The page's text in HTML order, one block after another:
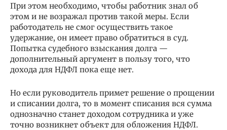
При этом необходимо, чтобы работник знал об
этом и не возражал против такой меры. Если
работодатель не смог осуществить такое
удержание, он имеет право обратиться в суд.
Попытка судебного взыскания долга —
дополнительный аргумент в пользу того, что
дохода для НДФЛ пока еще нет.
Но если руководитель примет решение о прощении
и списании долга, то в момент списания вся сумма
однозначно станет доходом сотрудника и уже
точно возникнет объект для обложения НДФЛ.